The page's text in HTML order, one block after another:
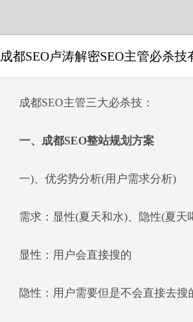
成都SEO卢涛解密SEO主管必杀技
成都SEO主管三大必杀技：
一、成都SEO整站规划方案
一)、优劣势分析(用户需求分析)
需求：显性(夏天和水)、隐性(夏天
显性：用户会直接搜的
隐性：用户需要但是不会直接去搜